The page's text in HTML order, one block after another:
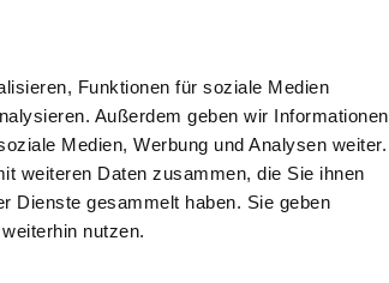
Funktionen für soziale Medien
Außerdem geben wir Informationen
Medien, Werbung und Analysen weiter.
weiteren Daten zusammen, die Sie ihnen
Dienste gesammelt haben. Sie geben
nutzen.